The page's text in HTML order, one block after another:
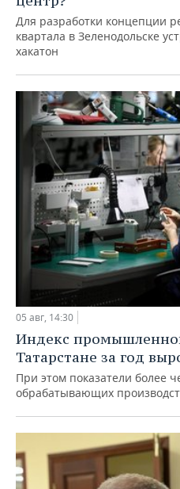
Для разработки концепции
квартала в Зеленодольске
хакатон
05 авг, 14:30
Индекс
Татарстане за год
При этом показатели более
обрабатывающих